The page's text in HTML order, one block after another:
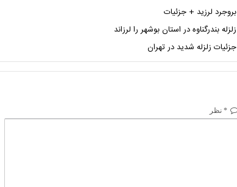
بروجرد لرزید + جزئیات
زلزله بندرگناوه در استان بوشهر را لرزاند
جزئیات زلزله شدید در تهران
* نظر